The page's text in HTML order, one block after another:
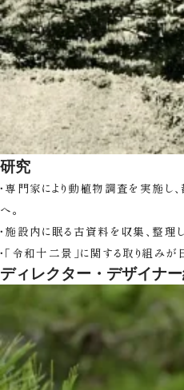
研究
・専門家により動植物調査を実施
へ。
・施設内に眠る古資料を収集、整理
・「令和十二景」に関する取り組み
ディレクター・デザイナ